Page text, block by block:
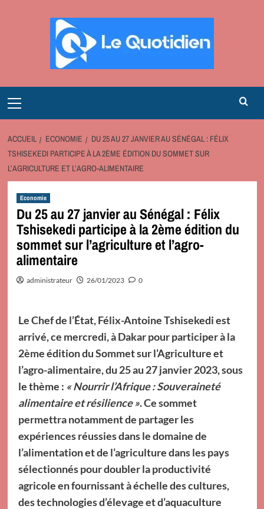
Menu
ACCUEIL ECONOMIE
DU 25 AU 27 JANVIER AU SÉNÉGAL : FÉLIX
TSHISEKEDI PARTICIPE À LA 2ÈME ÉDITION DU SOMMET SUR
L’AGRICULTURE ET L’AGRO-ALIMENTAIRE
Economie
Du 25 au 27 janvier au Sénégal : Félix
Tshisekedi participe à la 2ème édition du
sommet sur l’agriculture et l’agro-
alimentaire
administrateur 26/01/2023 0
Le Chef de l’État, Félix-Antoine Tshisekedi est
arrivé, ce mercredi, à Dakar pour participer à la
2ème édition du Sommet sur l’Agriculture et
l’agro-alimentaire, du 25 au 27 janvier 2023, sous
le thème : « Nourrir l’Afrique : Souveraineté
alimentaire et résilience ». Ce sommet
permettra notamment de partager les
expériences réussies dans le domaine de
l’alimentation et de l’agriculture dans les pays
sélectionnés pour doubler la productivité
agricole en fournissant à échelle des cultures,
des technologies d’élevage et d’aquaculture